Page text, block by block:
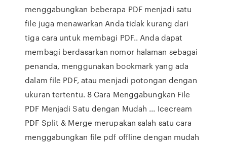
menggabungkan beberapa PDF menjadi satu
file juga menawarkan Anda tidak kurang dari
tiga cara untuk membagi PDF.. Anda dapat
membagi berdasarkan nomor halaman sebagai
penanda, menggunakan bookmark yang ada
dalam file PDF, atau menjadi potongan dengan
ukuran tertentu. 8 Cara Menggabungkan File
PDF Menjadi Satu dengan Mudah ... Icecream
PDF Split & Merge merupakan salah satu cara
menggabungkan file pdf offline dengan mudah